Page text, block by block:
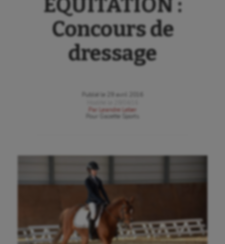
EQUITATION :
Concours de
dressage
Publié le
29 avril 2016
Par
Leandre Leber
Gazette Sports